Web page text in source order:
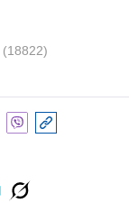
(18822)